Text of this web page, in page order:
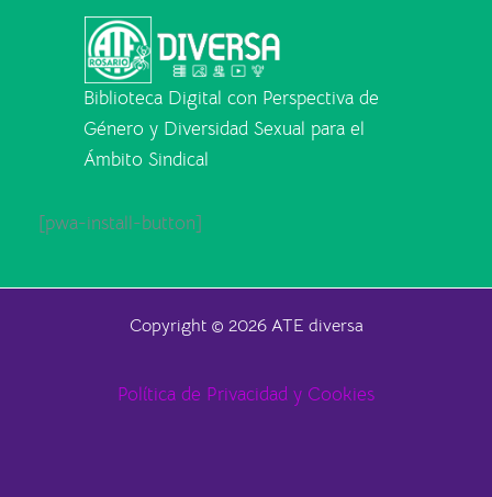
Biblioteca Digital con Perspectiva de
Género y Diversidad Sexual para el
Ámbito Sindical
[pwa-install-button]
Copyright © 2026 ATE diversa
Política de Privacidad y Cookies